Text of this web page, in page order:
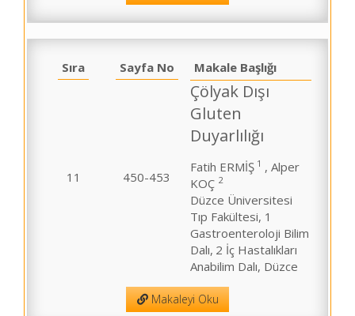
Sıra Sayfa No Makale Başlığı
11 450-453
Çölyak Dışı
Gluten
Duyarlılığı
Fatih ERMİŞ 1 , Alper
KOÇ 2
Düzce Üniversitesi
Tıp Fakültesi, 1
Gastroenteroloji Bilim
Dalı, 2 İç Hastalıkları
Anabilim Dalı, Düzce
Makaleyi Oku